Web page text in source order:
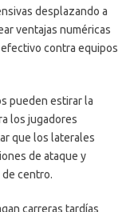
desplazando a
ventajas numéricas
contra equipos
pueden estirar la
los jugadores
que los laterales
de ataque y
centro.
carreras tardías